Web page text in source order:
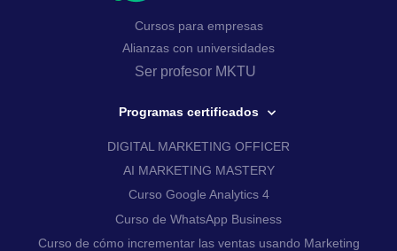
Cursos para empresas
Alianzas con universidades
Ser profesor MKTU
Programas certificados
DIGITAL MARKETING OFFICER
AI MARKETING MASTERY
Curso Google Analytics 4
Curso de WhatsApp Business
Curso de cómo incrementar las ventas usando Marketing